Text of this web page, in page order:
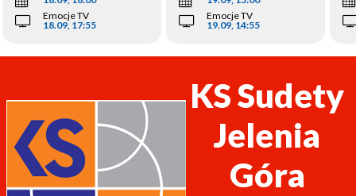
Emocje TV
18.09, 17:55
Emocje TV
19.09, 14:55
KS Sudety
Jelenia
Góra